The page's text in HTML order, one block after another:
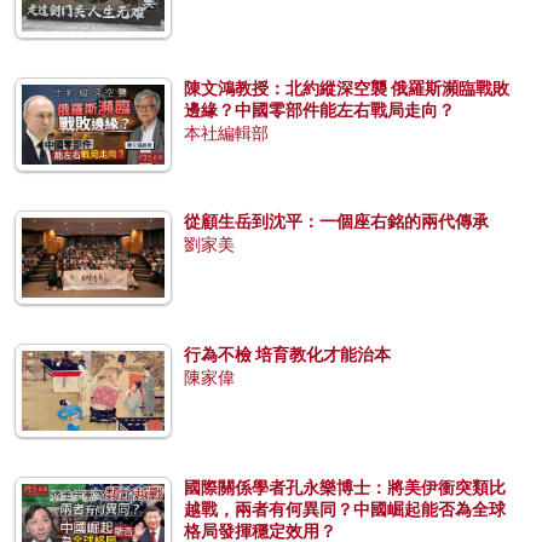
陳文鴻教授：北約縱深空襲 俄羅斯瀕臨戰敗
邊緣？中國零部件能左右戰局走向？
本社編輯部
從顧生岳到沈平：一個座右銘的兩代傳承
劉家美
行為不檢 培育教化才能治本
陳家偉
國際關係學者孔永樂博士：將美伊衝突類比
越戰，兩者有何異同？中國崛起能否為全球
格局發揮穩定效用？